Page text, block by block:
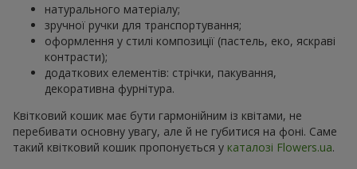
натурального матеріалу;
зручної ручки для транспортування;
оформлення у стилі композиції (пастель, еко, яскраві
контрасти);
додаткових елементів: стрічки, пакування,
декоративна фурнітура.
Квітковий кошик має бути гармонійним із квітами, не
перебивати основну увагу, але й не губитися на фоні. Саме
такий квітковий кошик пропонується у каталозі Flowers.ua.